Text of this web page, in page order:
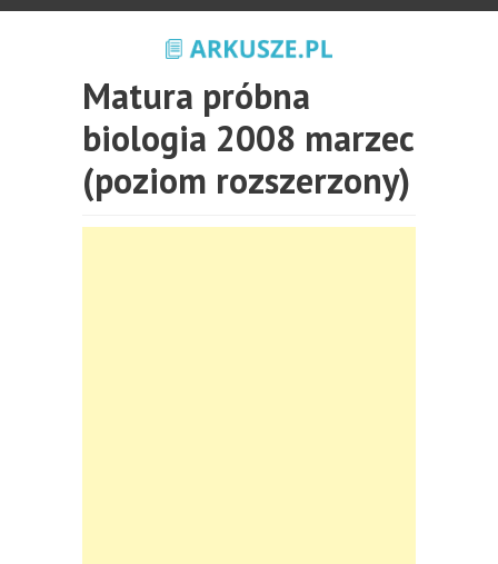
Matura próbna
biologia 2008 marzec
(poziom rozszerzony)